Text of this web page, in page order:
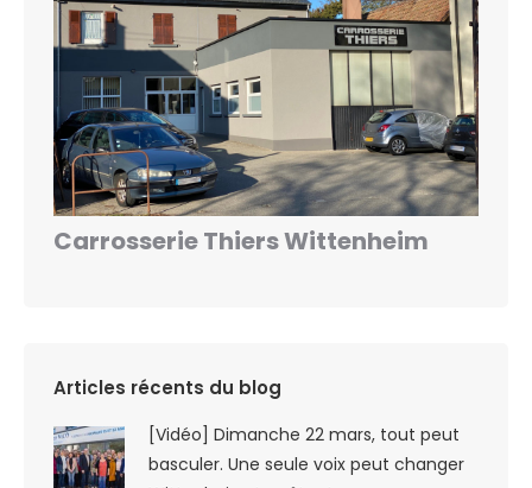
Carrosserie Thiers Wittenheim
Articles récents du blog
[Vidéo] Dimanche 22 mars, tout peut
basculer. Une seule voix peut changer